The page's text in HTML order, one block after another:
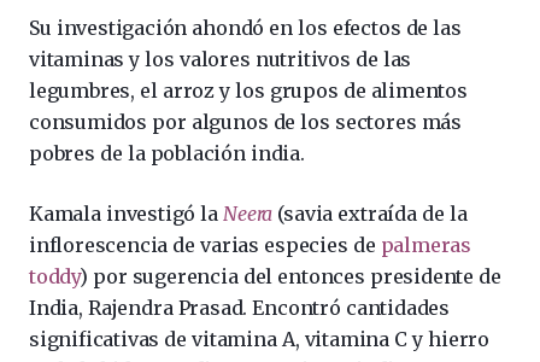
Su investigación ahondó en los efectos de las
vitaminas y los valores nutritivos de las
legumbres, el arroz y los grupos de alimentos
consumidos por algunos de los sectores más
pobres de la población india.
Kamala investigó laNeera (savia extraída de la
inflorescencia de varias especies de palmeras
toddy) por sugerencia del entonces presidente de
India, Rajendra Prasad. Encontró cantidades
significativas de vitamina A, vitamina C y hierro